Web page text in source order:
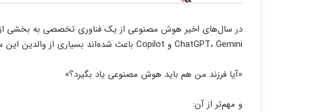
در سال‌های اخیر هوش مصنوعی از یک فناوری تخصصی به بخشی از
ChatGPT، Gemini و Copilot باعث شده‌اند بسیاری از والدین این سوال را بپرسند:
«آیا فرزند من هم باید هوش مصنوعی یاد بگیرد؟»
و مهم‌تر از آن: